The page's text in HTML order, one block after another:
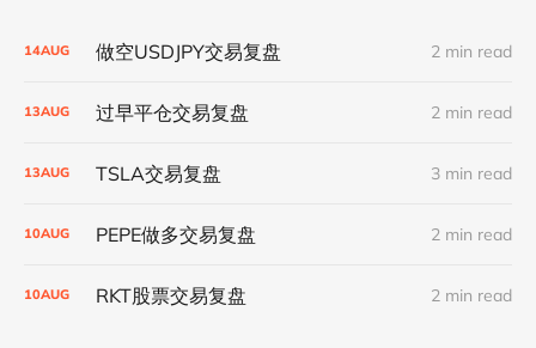
14AUG 做空USDJPY交易复盘 2 min read
13AUG 过早平仓交易复盘 2 min read
13AUG TSLA交易复盘 3 min read
10AUG PEPE做多交易复盘 2 min read
10AUG RKT股票交易复盘 2 min read